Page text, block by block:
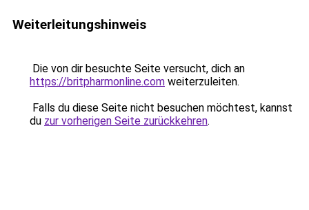
Weiterleitungshinweis
Die von dir besuchte Seite versucht, dich an
https://britpharmonline.com weiterzuleiten.
Falls du diese Seite nicht besuchen möchtest, kannst
du zur vorherigen Seite zurückkehren.